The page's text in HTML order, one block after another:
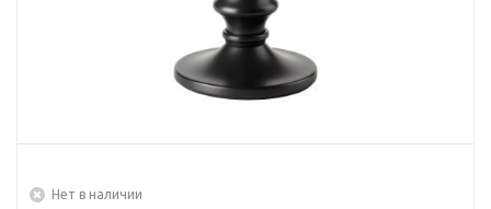
Нет в наличии